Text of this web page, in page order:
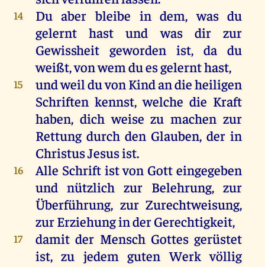
14 Du aber bleibe in dem,was du
gelernt
hast und was dir
zur
Gewissheit geworden ist,da du
weißt,vonwemduesgelernthast,
15 undweilduvonKindandieheiligen
Schriften kennst,welche die Kraft
haben, dich weise zu machen zur
Rettung durch den Glauben,der in
ChristusJesusist.
16 Alle Schrift ist von Gott eingegeben
und nützlich zur Belehrung,zur
Überführung, zurZurechtweisung,
zurErziehunginderGerechtigkeit,
17 damit der Mensch Gottes gerüstet
ist,zu jedem guten Werk völlig